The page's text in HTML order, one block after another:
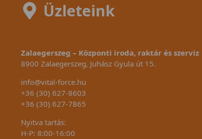
Üzleteink
Zalaegerszeg – Központi iroda, raktár és szerviz
8900 Zalaegerszeg, Juhász Gyula út 15.
info@vital-force.hu
+36 (30) 627-8603
+36 (30) 627-7865
Nyitva tartás:
H-P: 8:00-16:00